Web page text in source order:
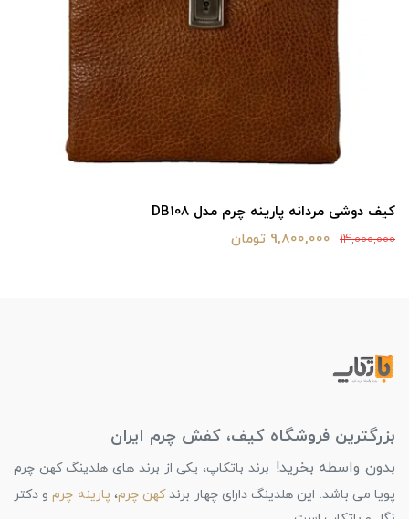
کیف دوشی مردانه پارینه چرم مدل DB108
14,000,000 9,800,000 تومان
بزرگترین فروشگاه کیف، کفش چرم ایران
بدون واسطه بخرید! برند باتکاپ، یکی از برند های هلدینگ کهن چرم
پویا می باشد. این هلدینگ دارای چهار برندکهن چرم، پارینه چرمو دکتر